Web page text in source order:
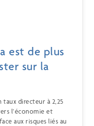
est de plus
sur la
taux directeur à 2,25
l’économie et
aux risques liés au